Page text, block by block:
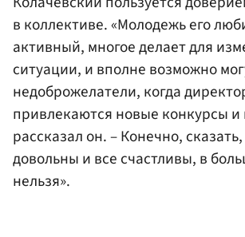
в коллективе. «Молодежь его
активный, многое делает для
ситуации, и вполне возможно
недоброжелатели, когда
привлекаются новые конкурсы
рассказал он. – Конечно,
довольны и все счастливы, в
нельзя».